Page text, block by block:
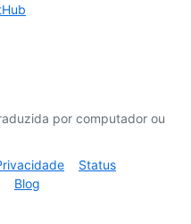
por computador ou
Status
Blog